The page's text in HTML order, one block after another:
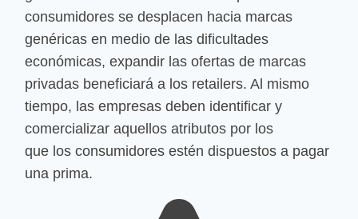
consumidores se desplacen hacia marcas
genéricas en medio de las dificultades
económicas, expandir las ofertas de marcas
privadas beneficiará a los retailers. Al mismo
tiempo, las empresas deben identificar y
comercializar aquellos atributos por los
que los consumidores estén dispuestos a pagar
una prima.